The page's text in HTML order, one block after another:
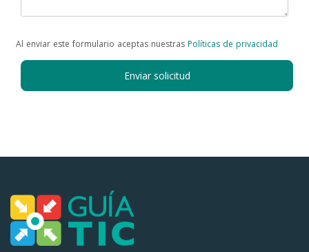
Al enviar este formulario aceptas nuestras Políticas de privacidad
Enviar solicitud